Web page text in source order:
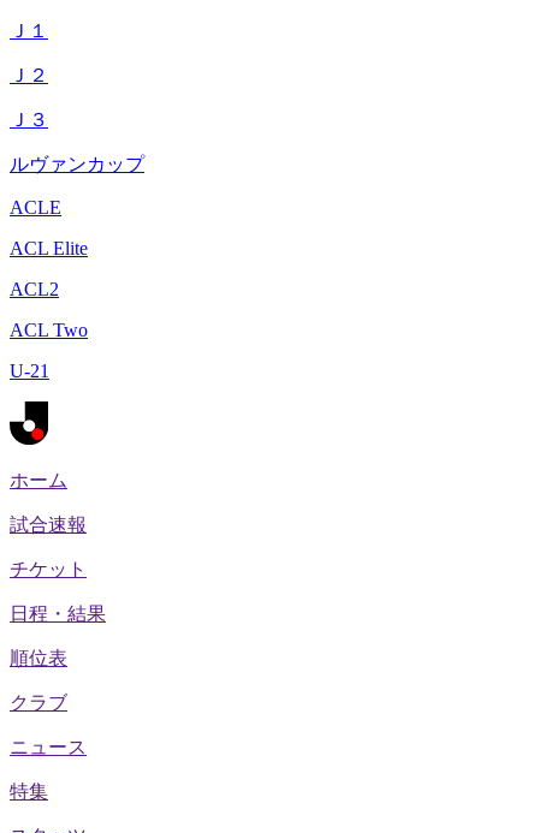
Ｊ１
Ｊ２
Ｊ３
ルヴァンカップ
ACLE
ACL Elite
ACL2
ACL Two
U-21
ホーム
試合速報
チケット
日程・結果
順位表
クラブ
ニュース
特集